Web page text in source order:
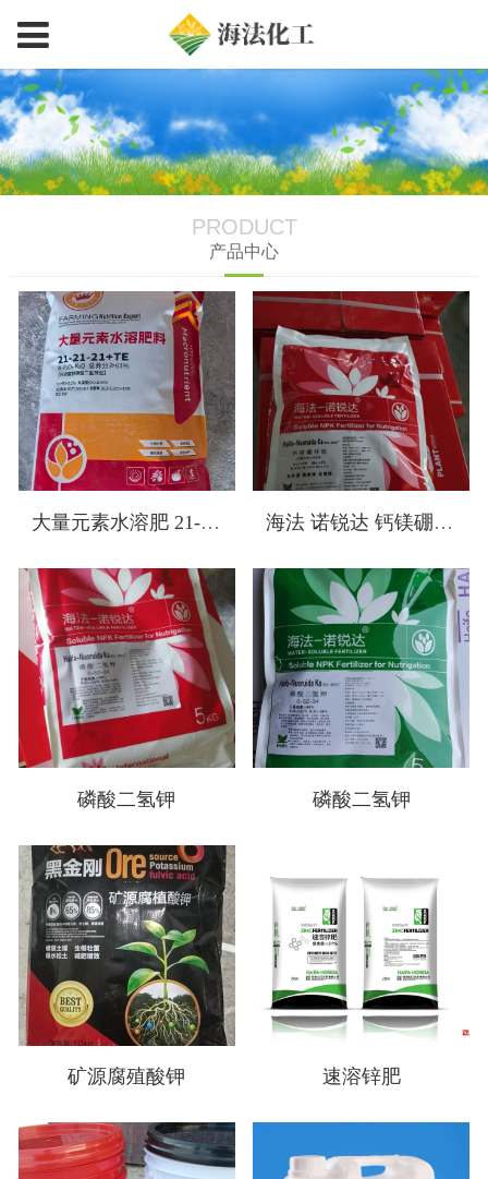
PRODUCT
产品中心
大量元素水溶肥 21-21-21+TE 海法 诺锐达 钙镁硼锌铁
磷酸二氢钾 磷酸二氢钾
矿源腐殖酸钾 速溶锌肥